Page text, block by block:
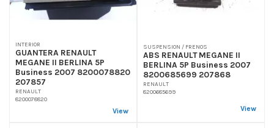
INTERIOR
GUANTERA RENAULT
MEGANE II BERLINA 5P
Business 2007 8200078820
207857
RENAULT
8200078820
View
SUSPENSION / FRENOS
ABS RENAULT MEGANE II
BERLINA 5P Business 2007
8200685699 207868
RENAULT
8200685699
View